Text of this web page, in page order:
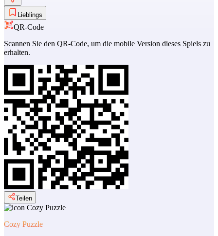
Lieblings
QR-Code
Scannen Sie den QR-Code, um die mobile Version dieses Spiels zu
erhalten.
Teilen
Cozy Puzzle